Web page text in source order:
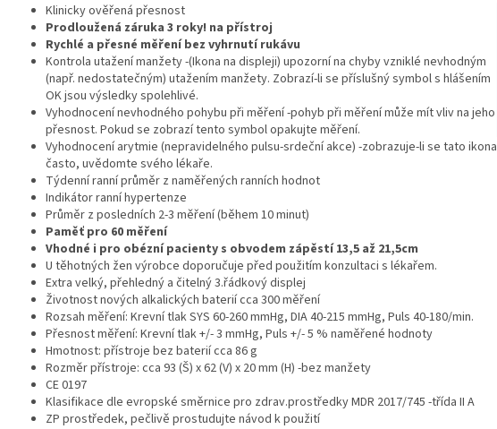
Klinicky ověřená přesnost
Prodloužená záruka 3 roky! na přístroj
Rychlé a přesné měření bez vyhrnutí rukávu
Kontrola utažení manžety -(Ikona na displeji) upozorní na chyby vzniklé nevhodným
(např. nedostatečným) utažením manžety. Zobrazí-li se příslušný symbol s hlášením
OK jsou výsledky spolehlivé.
Vyhodnocení nevhodného pohybu při měření -pohyb při měření může mít vliv na jeho
přesnost. Pokud se zobrazí tento symbol opakujte měření.
Vyhodnocení arytmie (nepravidelného pulsu-srdeční akce) -zobrazuje-li se tato ikona
často, uvědomte svého lékaře.
Týdenní ranní průměr z naměřených ranních hodnot
Indikátor ranní hypertenze
Průměr z posledních 2-3 měření (během 10 minut)
Paměť pro 60 měření
Vhodné i pro obézní pacienty s obvodem zápěstí 13,5 až 21,5cm
U těhotných žen výrobce doporučuje před použitím konzultaci s lékařem.
Extra velký, přehledný a čitelný 3.řádkový displej
Životnost nových alkalických baterií cca 300 měření
Rozsah měření: Krevní tlak SYS 60-260 mmHg, DIA 40-215 mmHg, Puls 40-180/min.
Přesnost měření: Krevní tlak +/- 3 mmHg, Puls +/- 5 % naměřené hodnoty
Hmotnost: přístroje bez baterií cca 86 g
Rozměr přístroje: cca 93 (Š) x 62 (V) x 20 mm (H) -bez manžety
CE 0197
Klasifikace dle evropské směrnice pro zdrav.prostředky MDR 2017/745 -třída II A
ZP prostředek, pečlivě prostudujte návod k použití